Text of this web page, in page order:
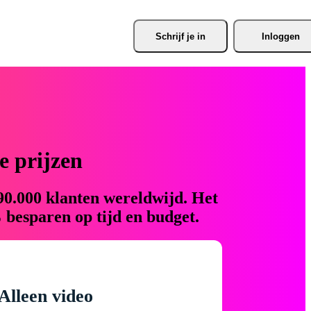
Schrijf je in Inloggen
prijzen
klanten wereldwijd. Het
op tijd en budget.
video